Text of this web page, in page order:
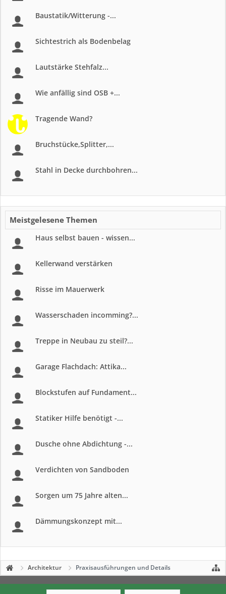
Baustatik/Witterung -...
Sichtestrich als Bodenbelag
Lautstärke Stehfalz...
Wie anfällig sind OSB +...
Tragende Wand?
Bruchstücke,Splitter,...
Stahl in Decke durchbohren...
Meistgelesene Themen
Haus selbst bauen - wissen...
Kellerwand verstärken
Risse im Mauerwerk
Wasserschaden incomming?...
Treppe in Neubau zu steil?...
Garage Flachdach: Attika...
Blockstufen auf Fundament...
Statiker Hilfe benötigt -...
Dusche ohne Abdichtung -...
Verdichten von Sandboden
Sorgen um 75 Jahre alten...
Dämmungskonzept mit...
Architektur Praxisausführungen und Details